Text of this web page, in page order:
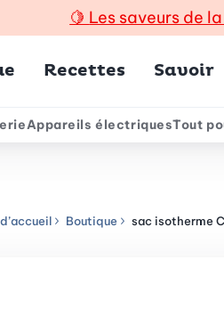
🍋 Les saveurs de
Recettes Savoir
Appareils électriquesTout
Boutique sac isotherme